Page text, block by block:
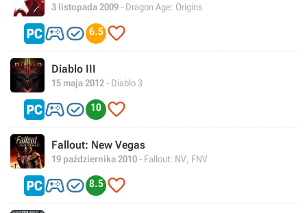
3 listopada 2009- Dragon Age: Origins
 6.5 
Diablo III
15 maja 2012- Diablo 3
 10 
Fallout: New Vegas
19 października 2010- Fallout: NV, FNV
 8.5 